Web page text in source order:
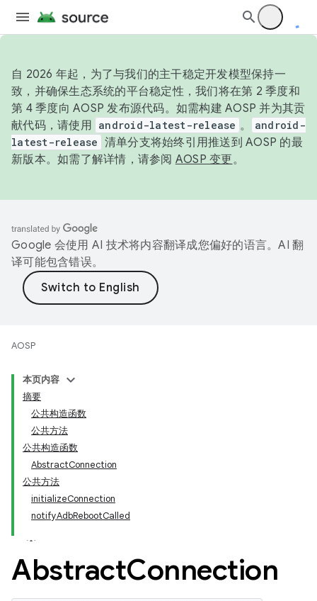
自 2026 年起，为了与我们的主干稳定开发模型保持一
致，并确保生态系统的平台稳定性，我们将在第 2 季度和
第 4 季度向 AOSP 发布源代码。如需构建 AOSP 并为其贡
献代码，请使用 android-latest-release 。
android-
latest-release 清单分支将始终引用推送到 AOSP 的最
新版本。如需了解详情，请参阅 AOSP 变更。
Google 会使用 AI 技术将内容翻译成您偏好的语言。AI 翻
译可能包含错误。
AOSP
本页内容
摘要
公共构造函数
公共方法
公共构造函数
AbstractConnection
公共方法
initializeConnection
notifyAdbRebootCalled
AbstractConnection